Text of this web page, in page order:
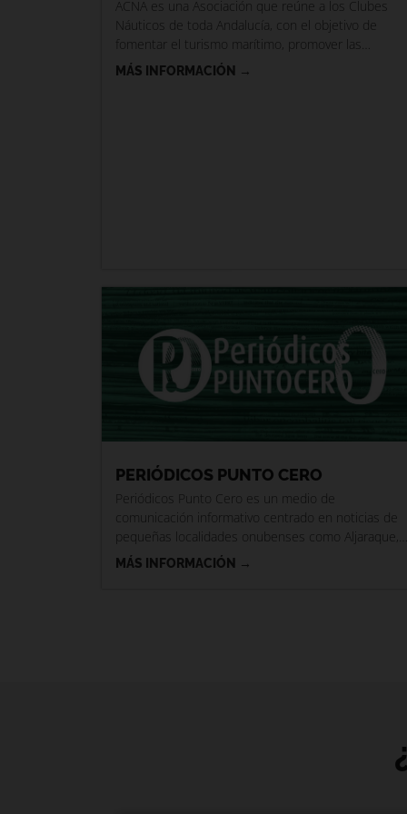
ACNA es una Asociación que reúne a los Clubes
Náuticos de toda Andalucía, con el objetivo de
fomentar el turismo marítimo, promover las
actividades deportivas
MÁS INFORMACIÓN →
PERIÓDICOS PUNTO CERO
Periódicos Punto Cero es un medio de
comunicación informativo centrado en noticias de
pequeñas localidades onubenses como Aljaraque,
Palos de la Frontera, Punta Umbría o
MÁS INFORMACIÓN →